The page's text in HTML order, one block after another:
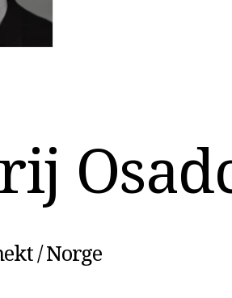
ij Osad
/ Norge